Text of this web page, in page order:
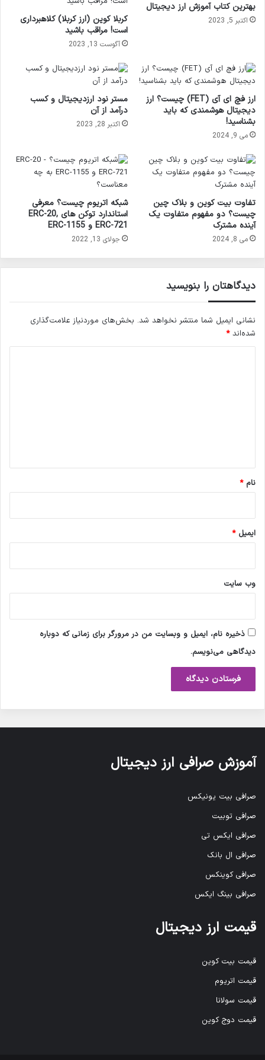
بهترین کتاب آموزش ارز دیجیتال
اکتبر 5, 2023
کربلا کوین (ارز کربلا) کلاهبرداری
است! مراقب باشید
آگوست 13, 2023
ارز فچ ای آی (FET) چیست؟ ارز
دیجیتال هوشمندی که باید
بشناسید!
می 9, 2024
مستر نود ارزدیجیتال و کسب
درآمد از آن
اکتبر 28, 2023
تفاوت بیت کوین و بلاک چین
چیست؟ دو مفهوم متفاوت یک
آینده مشترک
می 8, 2024
شبکه اتریوم چیست؟ معرفی
استاندارد توکن های ERC-20,
ERC-721 و ERC-1155
جولای 13, 2022
دیدگاهتان را بنویسید
نشانی ایمیل شما منتشر نخواهد شد. بخش‌های موردنیاز علامت‌گذاری
شده‌اند*
نام*
ایمیل*
وب‌ سایت
ذخیره نام، ایمیل و وبسایت من در مرورگر برای زمانی که دوباره
دیدگاهی می‌نویسم.
آموزش صرافی ارز دیجیتال
صرافی بیت یونیکس
صرافی توبیت
صرافی ایکس تی
صرافی ال بانک
صرافی کوینکس
صرافی بینگ ایکس
قیمت ارز دیجیتال
قیمت بیت کوین
قیمت اتریوم
قیمت سولانا
قیمت دوج کوین